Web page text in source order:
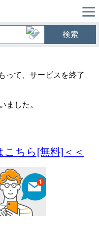
検索
って、サービスを終了
ました。
こちら[無料]＜＜